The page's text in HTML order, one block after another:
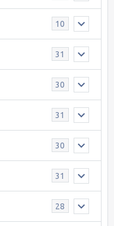
10
31
30
31
30
31
28